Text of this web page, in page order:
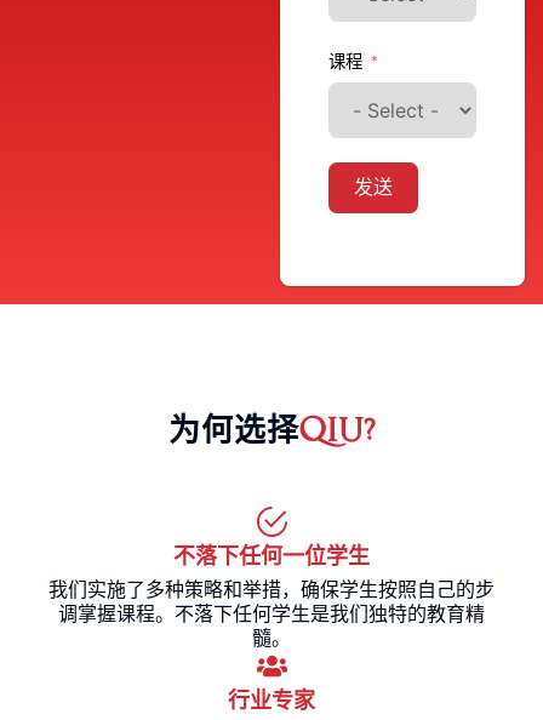
课程
发送
为何选择QIU?
不落下任何一位学生
我们实施了多种策略和举措，确保学生按照自己的步
调掌握课程。不落下任何学生是我们独特的教育精
髓。
行业专家